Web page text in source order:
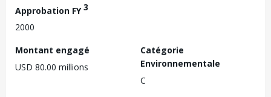
Approbation FY3
2000
Montant engagé
USD 80.00 millions
Catégorie
Environnementale
C